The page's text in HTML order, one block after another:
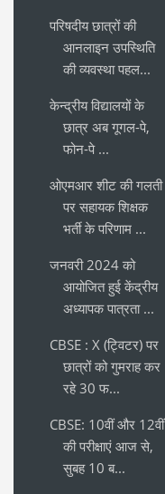
परिषदीय छात्रों की
आनलाइन उपस्थिति
की व्यवस्था पहल...
केन्द्रीय विद्यालयों के
छात्र अब गूगल-पे,
फोन-पे ...
ओएमआर शीट की गलती
पर सहायक शिक्षक
भर्ती के परिणाम ...
जनवरी 2024 को
आयोजित हुई केंद्रीय
अध्यापक पात्रता ...
CBSE : X (ट्विटर) पर
छात्रों को गुमराह कर
रहे 30 फ...
CBSE: 10वीं और 12वीं
की परीक्षाएं आज से,
सुबह 10 ब...